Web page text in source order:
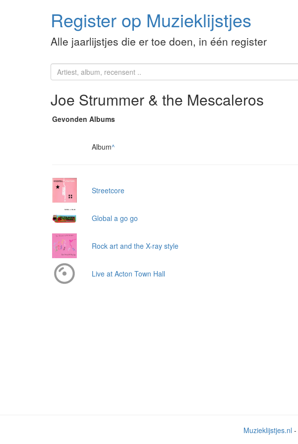
Register op Muzieklijstjes
Alle jaarlijstjes die er toe doen, in één register
Joe Strummer & the Mescaleros
Gevonden Albums
Album^
Streetcore
Global a go go
Rock art and the X-ray style
Live at Acton Town Hall
Muzieklijstjes.nl -